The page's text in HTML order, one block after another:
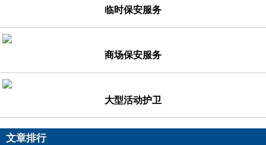
临时保安服务
商场保安服务
大型活动护卫
文章排行